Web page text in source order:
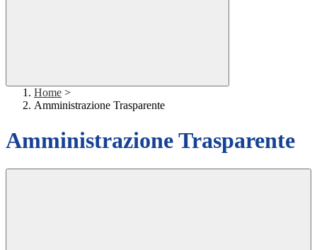
Home >
Amministrazione Trasparente
Amministrazione Trasparente